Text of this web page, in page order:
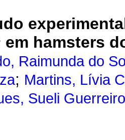
em hamsters
Raimunda do
; Martins, Lívia
Sueli Guerreiro